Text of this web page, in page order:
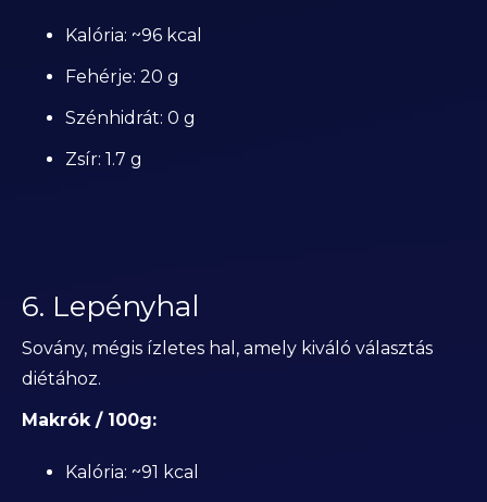
Kalória: ~96 kcal
Fehérje: 20 g
Szénhidrát: 0 g
Zsír: 1.7 g
6. Lepényhal
Sovány, mégis ízletes hal, amely kiváló választás
diétához.
Makrók / 100g:
Kalória: ~91 kcal